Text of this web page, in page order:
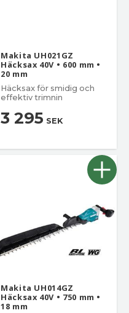
Makita UH021GZ
Häcksax 40V • 600 mm •
20 mm
Häcksax för smidig och
effektiv trimnin
3 295 SEK
Makita UH014GZ
Häcksax 40V • 750 mm •
18 mm